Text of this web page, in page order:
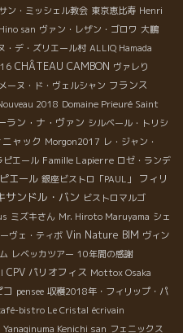
サン・ミッシェル教会 東京恵比寿 Henri
san ヴァン・レザン・ゴロワ 大鵬
・デ・ズリエール村 ALLIQ Hamada
CHÂTEAU CAMBON ヴァレり
ーヌ・ド・ヴェルシャン フランス
2018 Domaine Prieuré Saint
ラン・ナ・ヴァン シルベール・トリシ
ャック Morgon2017 レ・ジャン・
ピエール Famille Lapierre ロゼ・ランデ
エール 銀座ビストロ「PAUL」
フィリ
サンドル・バン ビストロマルゴ
ミズキさん Mr. Hiroto Maruyama シェ
ヴェ・ティボ Vin Nature BIM ヴィン
レベッカツアー 10年間の感謝
CPV パリオフィス Mottox Osaka
コ pensee 収穫2018年・フィリップ・パ
bistro Le Cristal écrivain
Yanaginuma Kenichi san フェニックス